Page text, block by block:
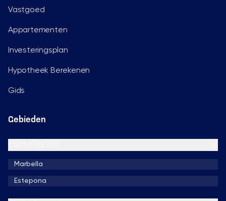
Vastgoed
Appartementen
Investeringsplan
Hypotheek Berekenen
Gids
Gebieden
Marbella
Estepona